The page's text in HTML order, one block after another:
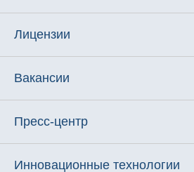
Лицензии
Вакансии
Пресс-центр
Инновационные технологии